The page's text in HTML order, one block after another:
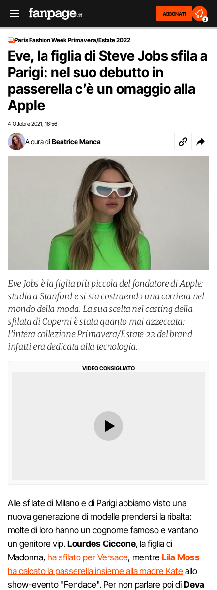
ABBONATI
2
Paris Fashion Week Primavera/Estate 2022
Eve, la figlia di Steve Jobs sfila a
Parigi: nel suo debutto in
passerella c’è un omaggio alla
Apple
4 Ottobre 2021 16:56
A cura di Beatrice Manca
Eve Jobs è la figlia più piccola del fondatore di Apple:
studia a Stanford e si sta costruendo una carriera nel
mondo della moda. La sua scelta nel casting della
sfilata di Coperni è stata quanto mai azzeccata:
l’intera collezione Primavera/Estate 22 del brand
infatti era dedicata alla tecnologia.
VIDEO CONSIGLIATO
Alle sfilate di Milano e di Parigi abbiamo visto una
nuova generazione di modelle prendersi la ribalta:
molte di loro hanno un cognome famoso e vantano
un genitore vip.Lourdes Ciccone, la figlia di
Madonna, ha sfilato per Versace, mentreLila Moss
ha calcato la passerella insieme alla madre Kateallo
show-evento "Fendace". Per non parlare poi diDeva